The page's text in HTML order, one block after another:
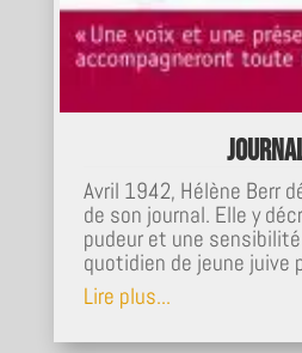
Avril 1942, Hélène Berr
de son journal. Elle y
pudeur et une
quotidien de jeune juive
Lire plus...